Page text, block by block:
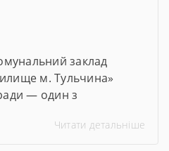
заклад
м. Тульчина»
— один з
освіти і науки
Читати детальніше